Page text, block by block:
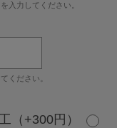
入力してください。
ください。
（+300円）